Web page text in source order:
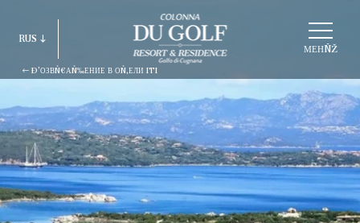
МЕНÑŽ
Ð’ОЗВÑ€АÑ‰ЕНИЕ В ОÑ‚ЕЛИ ITI
RUS
ENG
FRA
DEU
ESP
RUS
СÑ‚Ñ€ÑƑКÑ‚ÑƑÑ€ÑƑ